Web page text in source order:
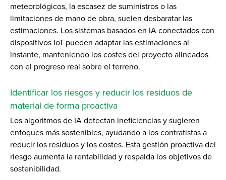
meteorológicos, la escasez de suministros o las
limitaciones de mano de obra, suelen desbaratar las
estimaciones. Los sistemas basados en IA conectados con
dispositivos IoT pueden adaptar las estimaciones al
instante, manteniendo los costes del proyecto alineados
con el progreso real sobre el terreno.
Identificar los riesgos y reducir los residuos de
material de forma proactiva
Los algoritmos de IA detectan ineficiencias y sugieren
enfoques más sostenibles, ayudando a los contratistas a
reducir los residuos y los costes. Esta gestión proactiva del
riesgo aumenta la rentabilidad y respalda los objetivos de
sostenibilidad.